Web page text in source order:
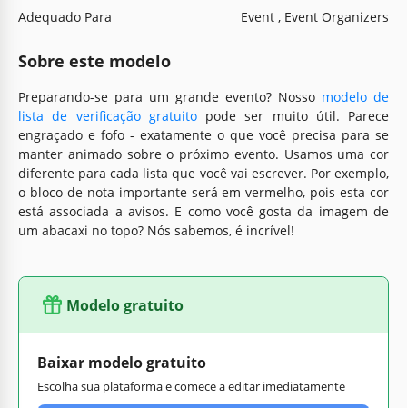
Adequado Para Event , Event Organizers
Sobre este modelo
Preparando-se para um grande evento? Nosso modelo de
lista de verificação gratuitopode ser muito útil. Parece
engraçado e fofo - exatamente o que você precisa para se
manter animado sobre o próximo evento. Usamos uma cor
diferente para cada lista que você vai escrever. Por exemplo,
o bloco de nota importante será em vermelho, pois esta cor
está associada a avisos. E como você gosta da imagem de
um abacaxi no topo? Nós sabemos, é incrível!
Modelo gratuito
Baixar modelo gratuito
Escolha sua plataforma e comece a editar imediatamente